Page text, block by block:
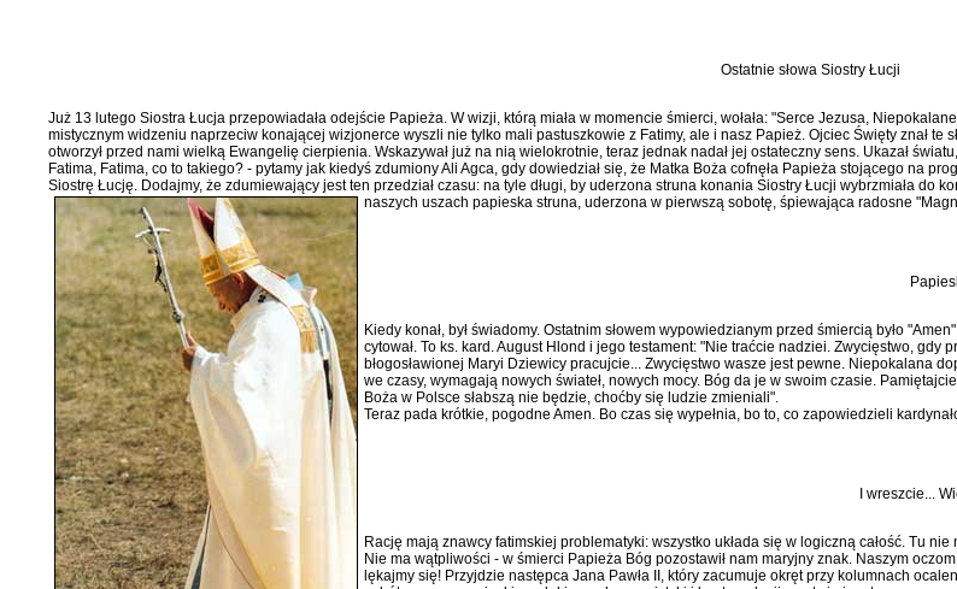
Ostatnie słowa Siostry Łucji
Już 13 lutego Siostra Łucja przepo­wiadała odejście Papieża. W wizji, którą miała w momencie śmierci, wołała: "Serce Jezusa,
mistycznym wi­dzeniu naprzeciw konającej wizjo­nerce wyszli nie tylko mali pastusz­kowie z Fatimy, ale i nasz Papież. Oj­ciec Święty znał te
otworzył przed nami wielką Ewangelię cierpienia. Wskazywał już na nią wielokrotnie, teraz jednak nadał jej ostateczny sens. Ukazał
Fatima, Fatima, co to takiego? - pytamy jak kiedyś zdumiony Ali Agca, gdy dowiedział się, że Matka Boża cof­nęła Papieża stojącego na
Siostrę Łucję. Dodajmy, że zdumiewający jest ten przedział czasu: na tyle długi, by uderzona struna ko­nania Siostry Łucji wybrzmiała do
naszych uszach pa­pieska struna, uderzona w pierwszą sobotę, śpiewająca radosne
Kiedy konał, był świadomy. Ostatnim słowem wypowiedzianym przed śmiercią było
cytował. To ks. kard. August Hlond i jego testament: "Nie traćcie nadziei. Zwy­cięstwo,
bło­gosławionej Maryi Dziewicy pracuj­cie... Zwycięstwo wasze jest pewne. Niepokalana
we czasy, wymagają nowych świateł, nowych mocy. Bóg da je w swoim czasie.
Boża w Polsce słabszą nie będzie, choćby się ludzie zmieniali".
Teraz pada krótkie, pogodne Amen. Bo czas się wypełnia, bo to, co zapowiedzieli
I wreszcie...
Rację mają znawcy fatimskiej proble­matyki: wszystko układa się w lo­giczną całość. Tu
Nie ma wątpliwości - w śmierci Pa­pieża Bóg pozostawił nam maryjny znak. Naszym
lękajmy się! Przyjdzie następca Ja­na Pawła II, który zacumuje okręt przy kolumnach